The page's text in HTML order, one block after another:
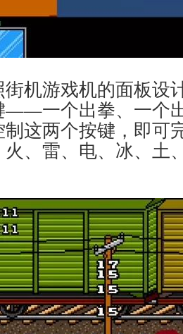
机游戏机的面板设
——一个出拳、一个
这两个按键，即可
、雷、电、冰、土